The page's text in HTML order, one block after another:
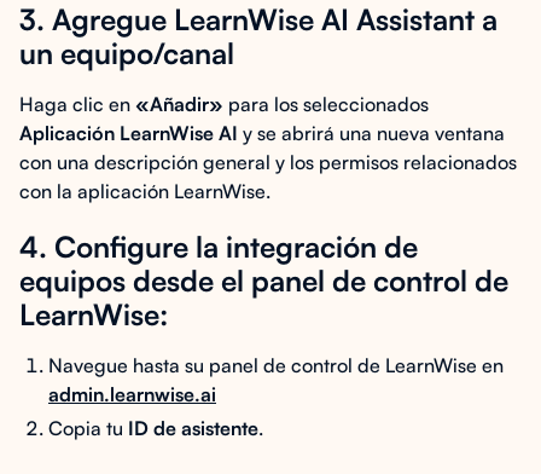
3. Agregue LearnWise AI Assistant a
un equipo/canal
Haga clic en «Añadir» para los seleccionados
Aplicación LearnWise AI y se abrirá una nueva ventana
con una descripción general y los permisos relacionados
con la aplicación LearnWise.
4. Configure la integración de
equipos desde el panel de control de
LearnWise:
Navegue hasta su panel de control de LearnWise en
admin.learnwise.ai
Copia tu ID de asistente.